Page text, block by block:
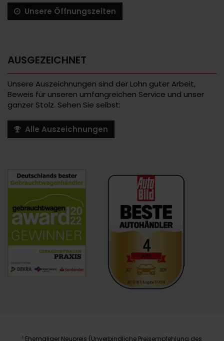
Unsere Öffnungszeiten
AUSGEZEICHNET
Unsere Auszeichnungen sind der Lohn guter Arbeit,
Beweis für unseren umfangreichen Service und unser
ganzer Stolz. Sehen Sie selbst:
Alle Auszeichnungen
1 Ehemaliger Neupreis (Unverbindliche Preisempfehlung des